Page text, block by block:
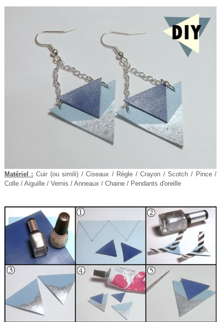
Matériel : Cuir (ou simili) / Ciseaux / Règle / Crayon / Scotch / Pince /
Colle / Aiguille / Vernis / Anneaux / Chaine / Pendants d'oreille